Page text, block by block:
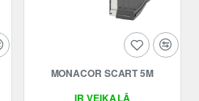
IR VEIKALĀ
MONACOR SCART 5M